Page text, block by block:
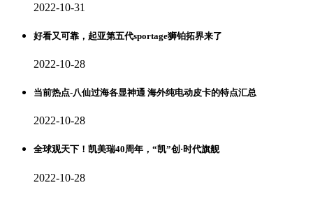
2022-10-31
好看又可靠，起亚第五代sportage狮铂拓界来了
2022-10-28
当前热点-八仙过海各显神通 海外纯电动皮卡的特点汇总
2022-10-28
全球观天下！凯美瑞40周年，“凯”创·时代旗舰
2022-10-28